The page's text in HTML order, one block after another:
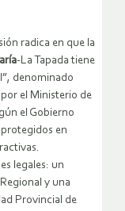
radica en que la
-La Tapada tiene
denominado
el Ministerio de
el Gobierno
en
legales: un
y una
Provincial de